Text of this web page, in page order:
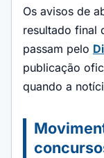
Os avisos de
resultado final
passam pelo
publicação
quando a